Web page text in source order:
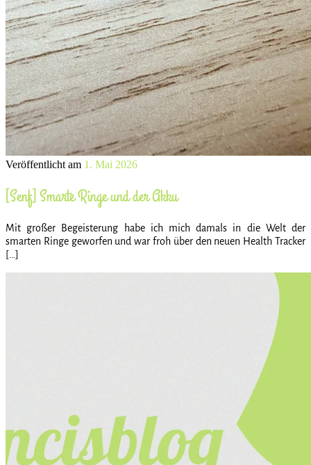
Veröffentlicht am 1. Mai 2026
[Senf] Smarte Ringe und der Akku
Mit großer Begeisterung habe ich mich damals in die Welt der
smarten Ringe geworfen und war froh über den neuen Health Tracker
[…]